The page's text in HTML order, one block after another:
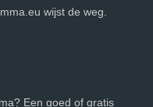
wijst de weg.
Een goed of gratis